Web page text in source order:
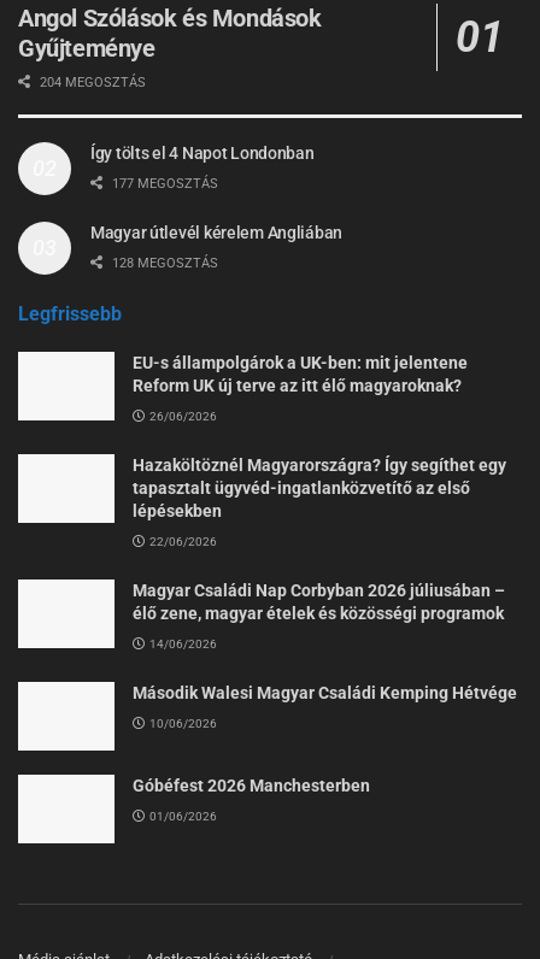
Angol Szólások és Mondások
Gyűjteménye
204 MEGOSZTÁS
Így tölts el 4 Napot Londonban
177 MEGOSZTÁS
Magyar útlevél kérelem Angliában
128 MEGOSZTÁS
Legfrissebb
EU-s állampolgárok a UK-ben: mit jelentene
Reform UK új terve az itt élő magyaroknak?
26/06/2026
Hazaköltöznél Magyarországra? Így segíthet egy
tapasztalt ügyvéd-ingatlanközvetítő az első
lépésekben
22/06/2026
Magyar Családi Nap Corbyban 2026 júliusában –
élő zene, magyar ételek és közösségi programok
14/06/2026
Második Walesi Magyar Családi Kemping Hétvége
10/06/2026
Góbéfest 2026 Manchesterben
01/06/2026